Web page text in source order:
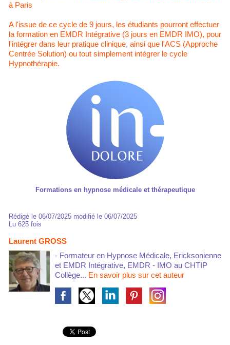
à Paris
A l'issue de ce cycle de 9 jours, les étudiants pourront effectuer
la formation en EMDR Intégrative (3 jours en EMDR IMO), pour
l'intégrer dans leur pratique clinique, ainsi que l'ACS (Approche
Centrée Solution) ou tout simplement intégrer le cycle
Hypnothérapie.
Formations en hypnose médicale et thérapeutique
Rédigé le 06/07/2025 modifié le 06/07/2025
Lu 625 fois
Laurent GROSS
- Formateur en Hypnose Médicale, Ericksonienne
et EMDR Intégrative, EMDR - IMO au CHTIP
Collège... En savoir plus sur cet auteur